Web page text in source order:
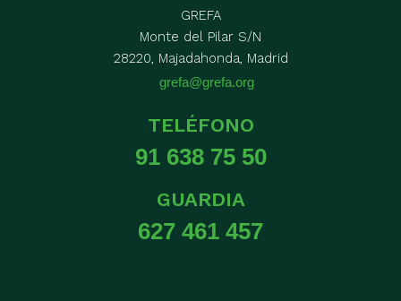
GREFA
Monte del Pilar S/N
28220, Majadahonda, Madrid
grefa@grefa.org
TELÉFONO
91 638 75 50
GUARDIA
627 461 457